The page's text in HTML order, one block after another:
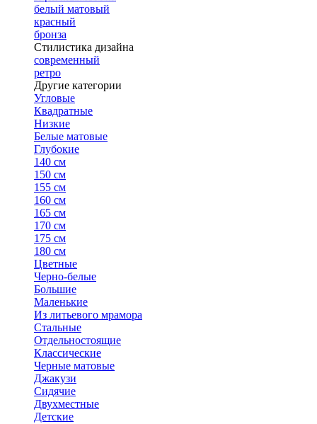
белый матовый
красный
бронза
Стилистика дизайна
современный
ретро
Другие категории
Угловые
Квадратные
Низкие
Белые матовые
Глубокие
140 см
150 см
155 см
160 см
165 см
170 см
175 см
180 см
Цветные
Черно-белые
Большие
Маленькие
Из литьевого мрамора
Стальные
Отдельностоящие
Классические
Черные матовые
Джакузи
Сидячие
Двухместные
Детские